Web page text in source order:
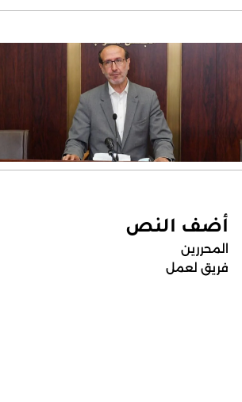
أضف النص
المحررين
فريق لعمل